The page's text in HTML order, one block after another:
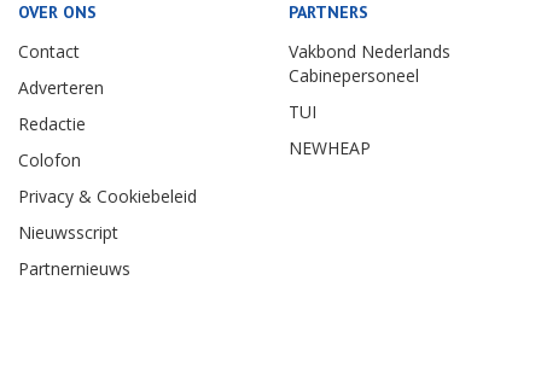
OVER ONS
Contact
Adverteren
Redactie
Colofon
Privacy & Cookiebeleid
Nieuwsscript
Partnernieuws
PARTNERS
Vakbond Nederlands
Cabinepersoneel
TUI
NEWHEAP